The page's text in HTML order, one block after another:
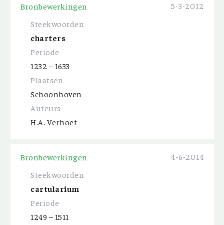
Bronbewerkingen
5-3-2012
Steekwoorden
charters
Periode
1232 – 1633
Plaatsen
Schoonhoven
Auteurs
H.A. Verhoef
Bronbewerkingen
4-6-2014
Steekwoorden
cartularium
Periode
1249 – 1511